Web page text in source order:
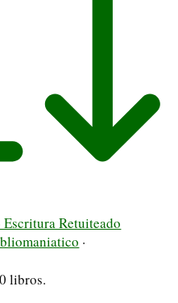
Escritura Retuiteado
·
libros.